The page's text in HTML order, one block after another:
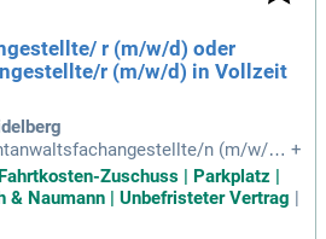
und idealerweise erste Beruf
dynamischen Teams und unt
r (m/w/d) oder
r (m/w/d) in Vollzeit
n (m/w/d)
und relevanter Erfah
zeichnen sich durch selbstständi
präzise Arbeitsweise aus. Sehr
+
Zuschuss | Parkplatz |
& Naumann | Unbefristeter Vertrag |